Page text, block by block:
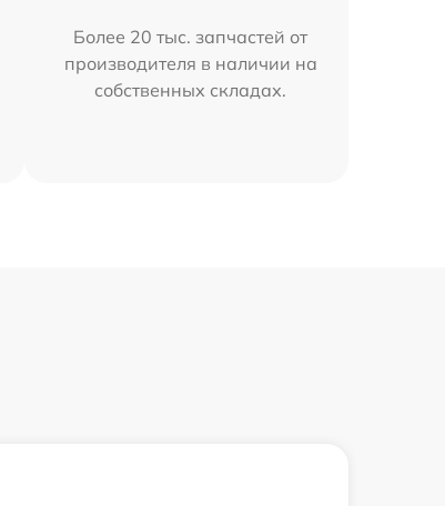
Более 20 тыс. запчастей от
производителя в наличии на
собственных складах.